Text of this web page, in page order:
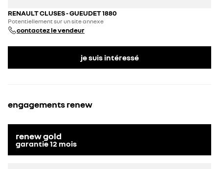
RENAULT CLUSES - GUEUDET 1880
Potentiellement sur un site annexe
contactez le vendeur
je suis intéressé
engagements renew
renew gold
garantie12 mois